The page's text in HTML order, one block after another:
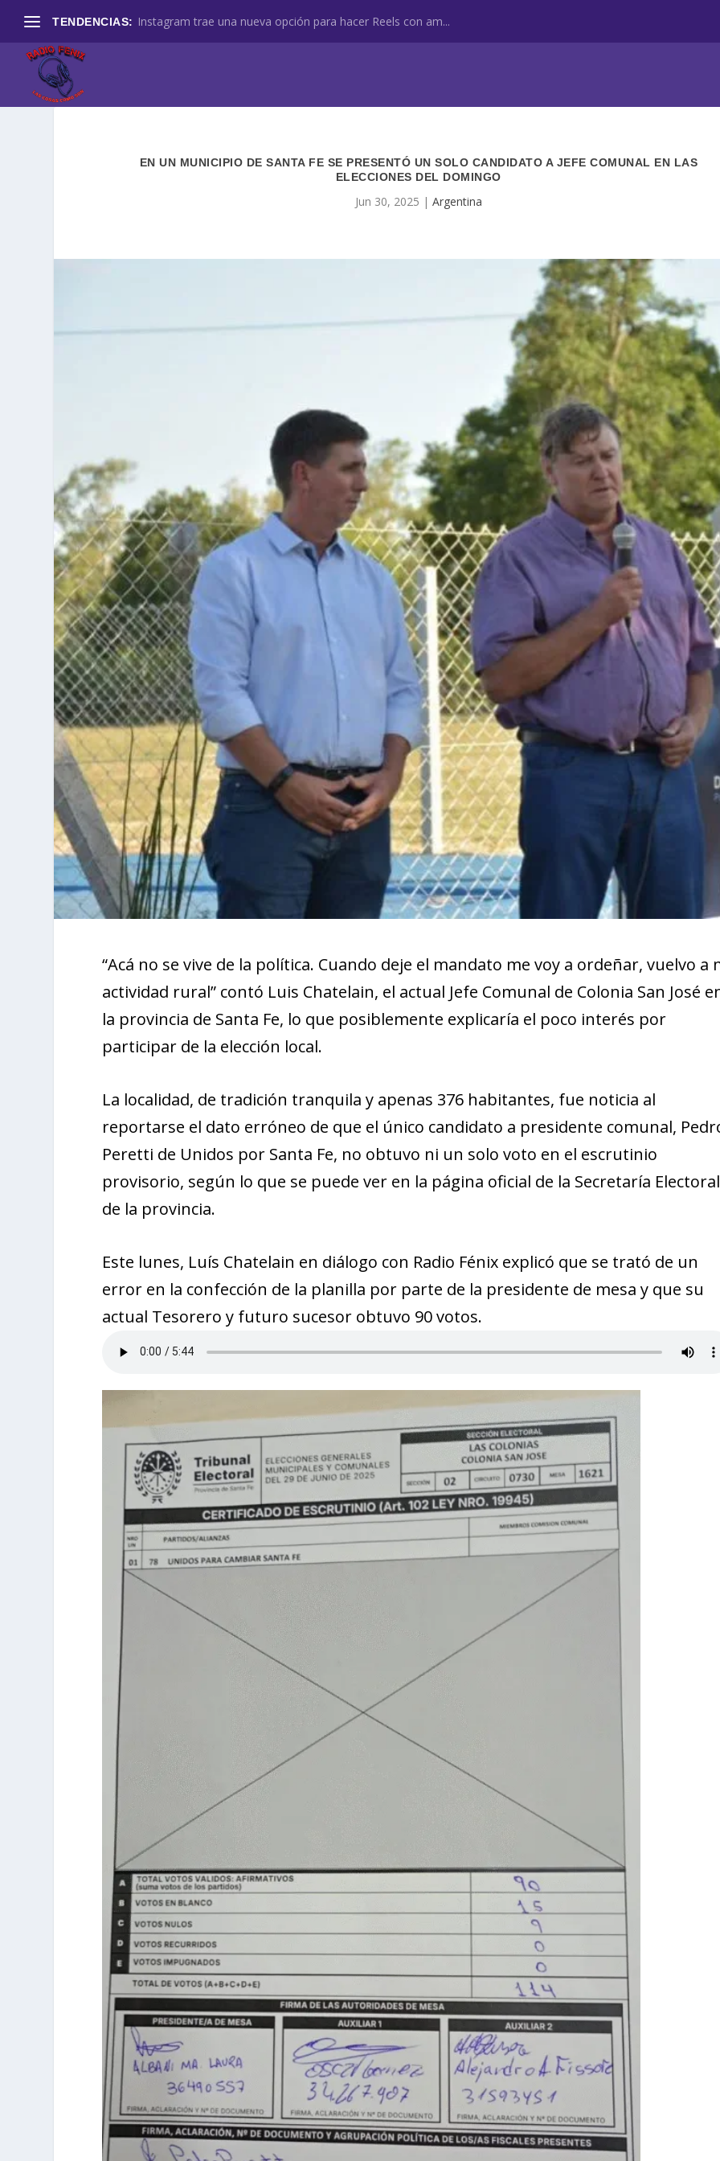
TENDENCIAS: Instagram trae una nueva opción para hacer Reels con am...
EN UN MUNICIPIO DE SANTA FE SE PRESENTÓ UN SOLO CANDIDATO A JEFE COMUNAL EN LAS
ELECCIONES DEL DOMINGO
Jun 30, 2025 | Argentina
“Acá no se vive de la política. Cuando deje el mandato me voy a ordeñar, vuelvo a
actividad rural” contó Luis Chatelain, el actual Jefe Comunal de Colonia San José
la provincia de Santa Fe, lo que posiblemente explicaría el poco interés por
participar de la elección local.
La localidad, de tradición tranquila y apenas 376 habitantes, fue noticia al
reportarse el dato erróneo de que el único candidato a presidente comunal,
Peretti de Unidos por Santa Fe, no obtuvo ni un solo voto en el escrutinio
provisorio, según lo que se puede ver en la página oficial de la Secretaría Electoral
de la provincia.
Este lunes, Luís Chatelain en diálogo con Radio Fénix explicó que se trató de un
error en la confección de la planilla por parte de la presidente de mesa y que su
actual Tesorero y futuro sucesor obtuvo 90 votos.